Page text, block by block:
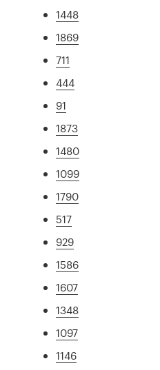
1448
1869
711
444
91
1873
1480
1099
1790
517
929
1586
1607
1348
1097
1146